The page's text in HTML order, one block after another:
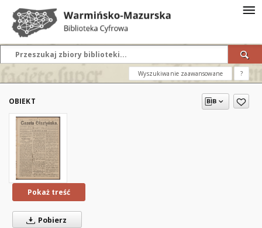
Wyszukiwanie zaawansowane ?
OBIEKT
Pokaż treść
Pobierz